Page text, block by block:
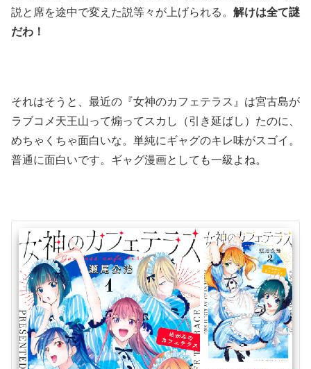
説と席を途中で変えた説等々が上げられる。 解けは全て謎
だわ！
それはそうと、最近の『女神のカフェテラス』は宮古島が
ラブコメ天王山って煽ってスカし（引き延ばし）たのに、
めちゃくちゃ面白いな。単純にギャグのキレ味がスゴイ。
普通に面白いです。ギャグ漫画としても一級よね。